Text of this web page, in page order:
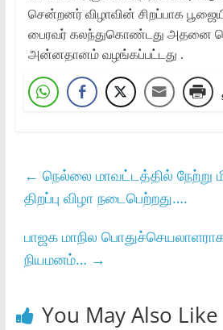
சென்றனர் விழாவின் சிறப்பாக
பைரவர் கலந்துகொண்டது அதனை
அன்னதானம் வழங்கப்பட்டது .
← நெல்லை மாவட்டத்தில் நேற்று
திறப்பு விழா நடைபெற்றது….
பாஜக மாநில
நியமனம்… →
You May Also Like